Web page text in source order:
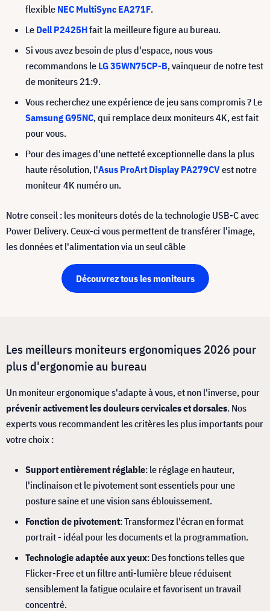
flexible NEC MultiSync EA271F.
Le Dell P2425Hfait la meilleure figure au bureau.
Si vous avez besoin de plus d'espace, nous vous
recommandons le LG 35WN75CP-B, vainqueur de notre test
de moniteurs 21:9.
Vous recherchez une expérience de jeu sans compromis ? Le
Samsung G95NC, qui remplace deux moniteurs 4K, est fait
pour vous.
Pour des images d'une netteté exceptionnelle dans la plus
haute résolution, l'Asus ProArt Display PA279CVest notre
moniteur 4K numéro un.
Notre conseil : les moniteurs dotés de la technologie USB-C avec
Power Delivery. Ceux-ci vous permettent de transférer l'image,
les données et l'alimentation via un seul câble
Découvrez tous les moniteurs
Les meilleurs moniteurs ergonomiques 2026 pour
plus d'ergonomie au bureau
Un moniteur ergonomique s'adapte à vous, et non l'inverse, pour
prévenir activement les douleurs cervicales et dorsales. Nos
experts vous recommandent les critères les plus importants pour
votre choix :
Support entièrement réglable: le réglage en hauteur,
l'inclinaison et le pivotement sont essentiels pour une
posture saine et une vision sans éblouissement.
Fonction de pivotement: Transformez l'écran en format
portrait - idéal pour les documents et la programmation.
Technologie adaptée aux yeux: Des fonctions telles que
Flicker-Free et un filtre anti-lumière bleue réduisent
sensiblement la fatigue oculaire et favorisent un travail
concentré.